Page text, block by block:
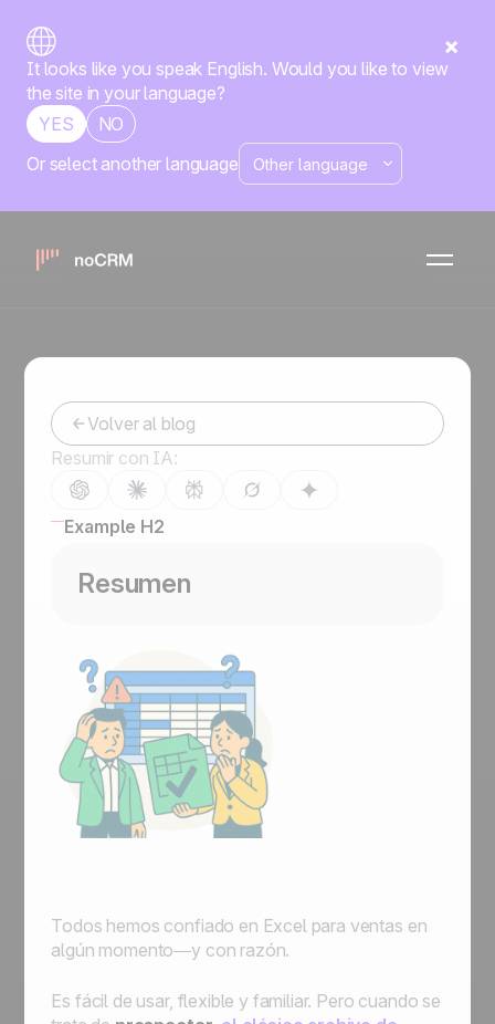
It looks like you speak English. Would you like to view
the site in your language?
YES
NO
Or select another language
Prospección con Excel:
Reemplaza tus Hojas de
Volver al blog
Resumir con IA:
Example H2
Resumen
Todos hemos confiado en Excel para ventas en
algún momento—y con razón.
Es fácil de usar, flexible y familiar. Pero cuando se